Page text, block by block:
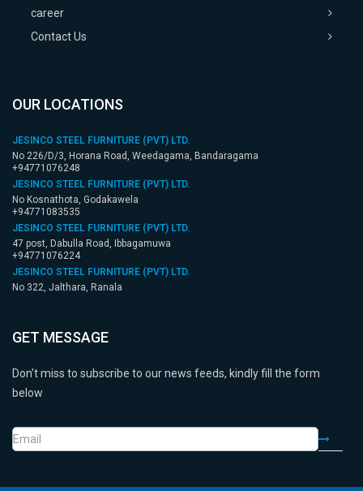
career
Contact Us
OUR LOCATIONS
JESINCO STEEL FURNITURE (PVT) LTD.
No 226/D/3, Horana Road, Weedagama, Bandaragama
+94771076248
JESINCO STEEL FURNITURE (PVT) LTD.
No Kosnathota, Godakawela
+94771083535
JESINCO STEEL FURNITURE (PVT) LTD.
47 post, Dabulla Road, Ibbagamuwa
+94771076224
JESINCO STEEL FURNITURE (PVT) LTD.
No 322, Jalthara, Ranala
No 96/1, Udu pila, Delgoda
+94771076242
Polonnaru Road, Raja-ela, Minneriya
+94771076222
+94771083538
GET MESSAGE
Don’t miss to subscribe to our news feeds, kindly fill the form
below